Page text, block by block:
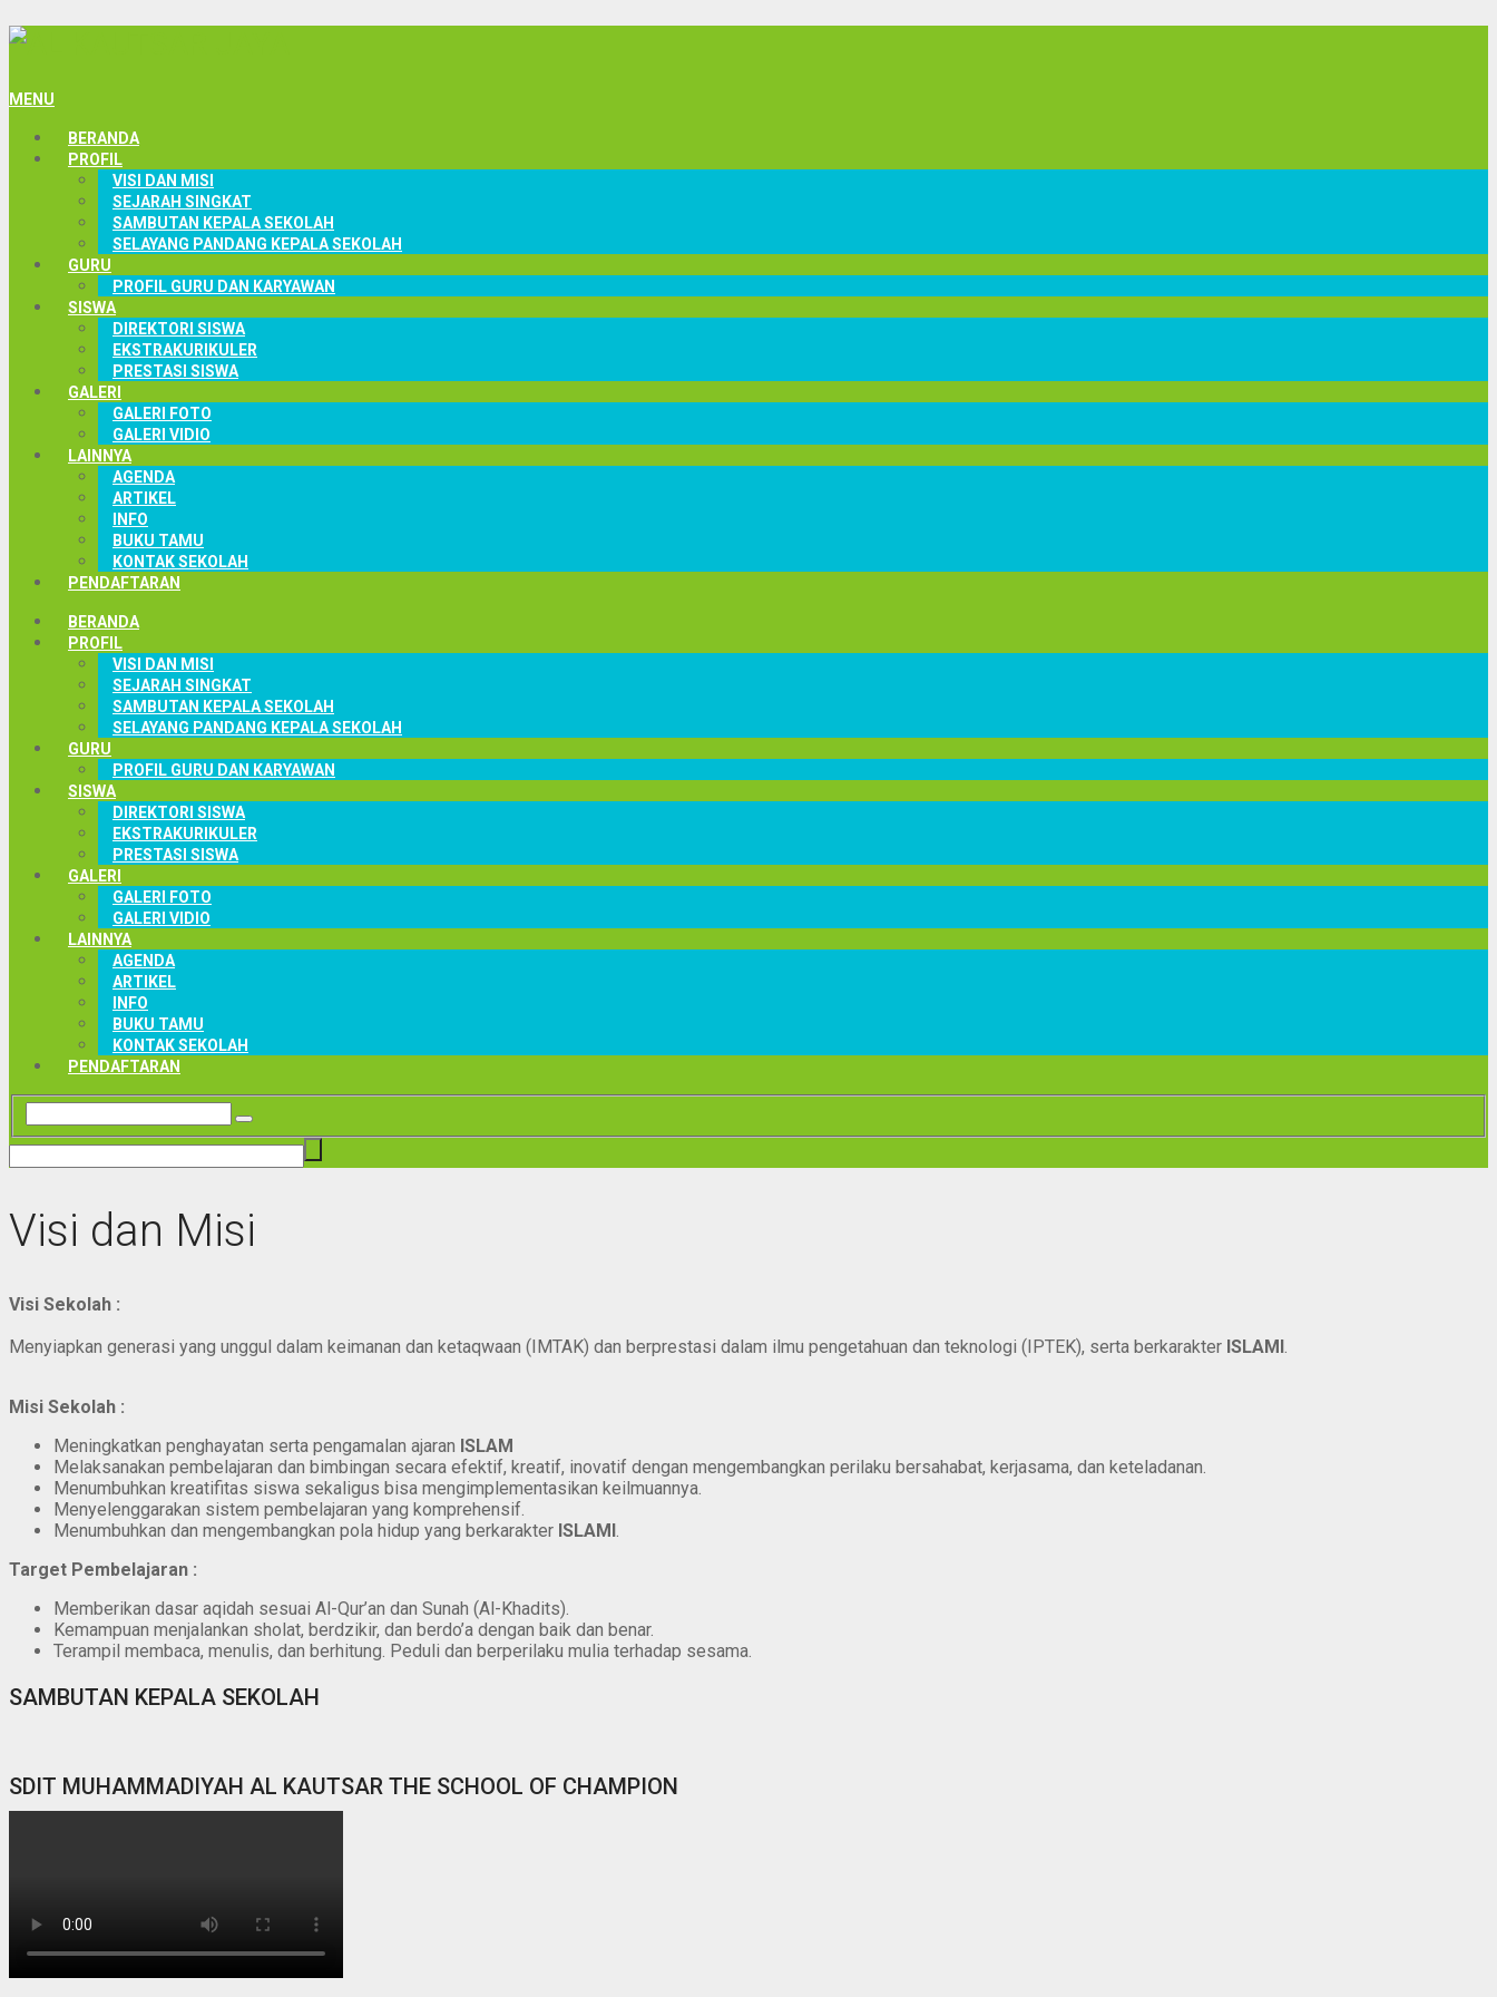
MENU
BERANDA
PROFIL
VISI DAN MISI
SEJARAH SINGKAT
SAMBUTAN KEPALA SEKOLAH
SELAYANG PANDANG KEPALA SEKOLAH
GURU
PROFIL GURU DAN KARYAWAN
SISWA
DIREKTORI SISWA
EKSTRAKURIKULER
PRESTASI SISWA
GALERI
GALERI FOTO
GALERI VIDIO
LAINNYA
AGENDA
ARTIKEL
INFO
BUKU TAMU
KONTAK SEKOLAH
PENDAFTARAN
BERANDA
PROFIL
VISI DAN MISI
SEJARAH SINGKAT
SAMBUTAN KEPALA SEKOLAH
SELAYANG PANDANG KEPALA SEKOLAH
GURU
PROFIL GURU DAN KARYAWAN
SISWA
DIREKTORI SISWA
EKSTRAKURIKULER
PRESTASI SISWA
GALERI
GALERI FOTO
GALERI VIDIO
LAINNYA
AGENDA
ARTIKEL
INFO
BUKU TAMU
KONTAK SEKOLAH
PENDAFTARAN
Visi dan Misi
Visi Sekolah :
Menyiapkan generasi yang unggul dalam keimanan dan ketaqwaan (IMTAK) dan berprestasi dalam ilmu pengetahuan dan teknologi (IPTEK), serta berkarakter ISLAMI .
Misi Sekolah :
Meningkatkan penghayatan serta pengamalan ajaran ISLAM
Melaksanakan pembelajaran dan bimbingan secara efektif, kreatif, inovatif dengan mengembangkan perilaku bersahabat, kerjasama, dan keteladanan.
Menumbuhkan kreatifitas siswa sekaligus bisa mengimplementasikan keilmuannya.
Menyelenggarakan sistem pembelajaran yang komprehensif.
Menumbuhkan dan mengembangkan pola hidup yang berkarakter ISLAMI .
Target Pembelajaran :
Memberikan dasar aqidah sesuai Al-Qur’an dan Sunah (Al-Khadits).
Kemampuan menjalankan sholat, berdzikir, dan berdo’a dengan baik dan benar.
Terampil membaca, menulis, dan berhitung. Peduli dan berperilaku mulia terhadap sesama.
SAMBUTAN KEPALA SEKOLAH
SDIT MUHAMMADIYAH AL KAUTSAR THE SCHOOL OF CHAMPION